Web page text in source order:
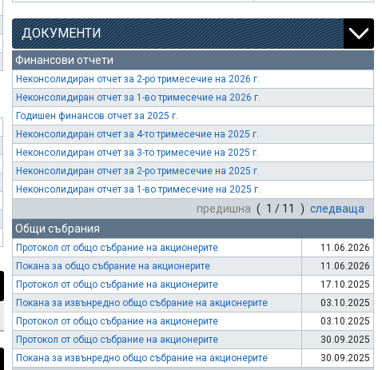
ДОКУМЕНТИ
Финансови отчети
Неконсолидиран отчет за 2-ро тримесечие на 2026 г.
Неконсолидиран отчет за 1-во тримесечие на 2026 г.
Годишен финансов отчет за 2025 г.
Неконсолидиран отчет за 4-то тримесечие на 2025 г.
Неконсолидиран отчет за 3-то тримесечие на 2025 г.
Неконсолидиран отчет за 2-ро тримесечие на 2025 г.
Неконсолидиран отчет за 1-во тримесечие на 2025 г.
предишна ( 1 / 11 ) следваща
Общи събрания
Протокол от общо събрание на акционерите
11.06.2026
Покана за общо събрание на акционерите
11.06.2026
Протокол от общо събрание на акционерите
17.10.2025
Покана за извънредно общо събрание на акционерите
03.10.2025
Протокол от общо събрание на акционерите
03.10.2025
Протокол от общо събрание на акционерите
30.09.2025
Покана за извънредно общо събрание на акционерите
30.09.2025